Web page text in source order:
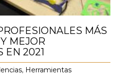
MÁS
MEJOR
EN 2021
, Herramientas